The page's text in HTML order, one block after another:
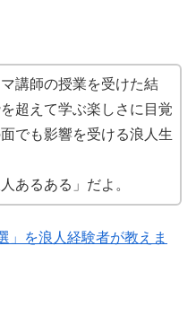
講師の授業を受けた結
超えて学ぶ楽しさに目覚
でも影響を受ける浪人生
あるある」だよ。
」を浪人経験者が教えま